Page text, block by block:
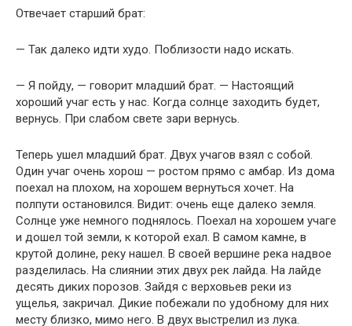
Отвечает старший брат:
— Так далеко идти худо. Поблизости надо искать.
— Я пойду, — говорит младший брат. — Настоящий
хороший учаг есть у нас. Когда солнце заходить будет,
вернусь. При слабом свете зари вернусь.
Теперь ушел младший брат. Двух учагов взял с собой.
Один учаг очень хорош — ростом прямо с амбар. Из дома
поехал на плохом, на хорошем вернуться хочет. На
полпути остановился. Видит: очень еще далеко земля.
Солнце уже немного поднялось. Поехал на хорошем учаге
и дошел той земли, к которой ехал. В самом камне, в
крутой долине, реку нашел. В своей вершине река надвое
разделилась. На слиянии этих двух рек лайда. На лайде
десять диких порозов. Зайдя с верховьев реки из
ущелья, закричал. Дикие побежали по удобному для них
месту близко, мимо него. В двух выстрелил из лука.